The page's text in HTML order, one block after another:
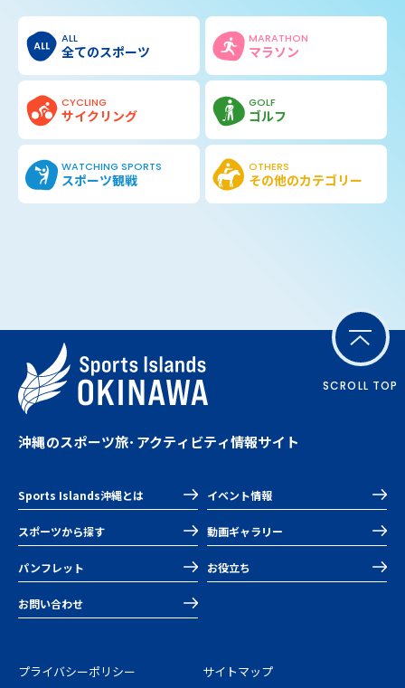
ALL
全てのスポーツ
MARATHON
マラソン
CYCLING
サイクリング
GOLF
ゴルフ
WATCHING SPORTS
スポーツ観戦
OTHERS
その他のカテゴリー
SCROLL TOP
沖縄のスポーツ旅･アクティビティ情報サイト
Sports Islands沖縄とは イベント情報
スポーツから探す 動画ギャラリー
パンフレット お役立ち
お問い合わせ
プライバシーポリシー サイトマップ